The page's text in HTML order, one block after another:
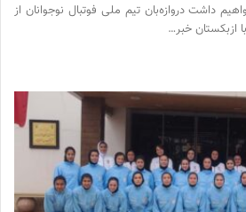
داشت دروازه‌بان تیم ملی فوتبال نوجوانان از
ازبکستان خبر…